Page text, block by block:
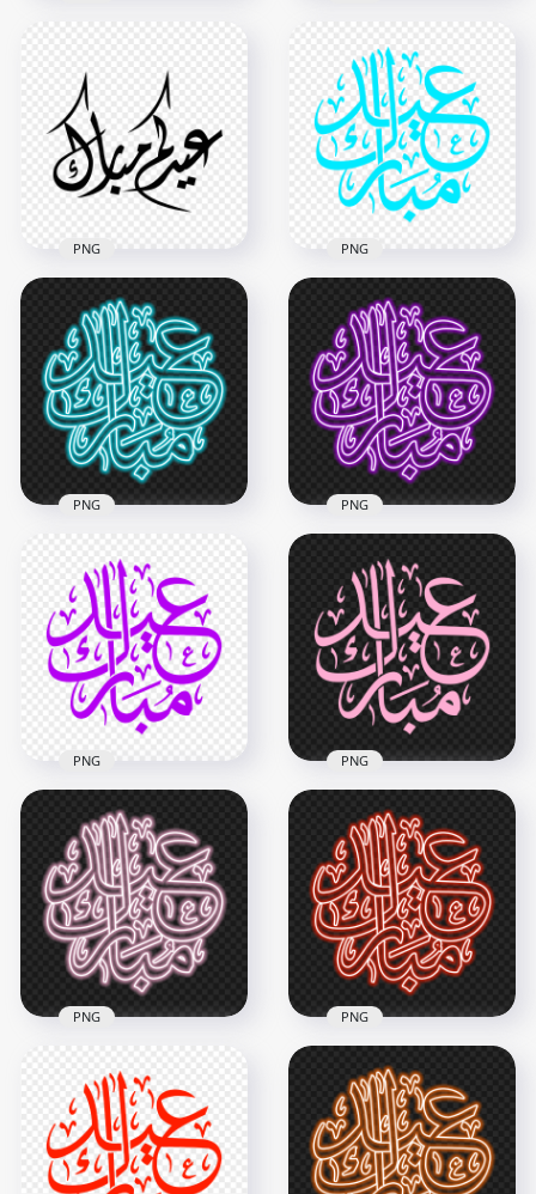
Mubarak Arabic
Gold Neon Text PNG
1500x1500
797.1kB
مبارك ذهب Eid
Mubarak Arabic
Gold Text PNG
1500x1500
618.7kB
مبارك Eid Mubarak
Arabic Black Text
PNG
1500x1500
96.5kB
PNG
HD مخطوطة عيد
مبارك Eid Mubarak
Blue Arabic Text PNG
2500x2500
264.9kB
PNG
مبارك Eid Mubarak
Blue Neon Arabic
Text PNG
2500x2500
1.6MB
PNG
مبارك Eid Mubarak
Purple Neon Arabic
Text PNG
2500x2500
1.7MB
PNG
مبارك Eid Mubarak
Purple Arabic Text
PNG
2500x2500
264.8kB
PNG
HD مخطوطة عيد
مبارك Eid Mubarak
Pink Arabic Text PNG
2500x2500
264.8kB
PNG
مبارك Eid Mubarak
Pink Neon Arabic
Text PNG
2500x2500
PNG
مبارك Eid Mubarak
Red Neon Arabic
Text PNG
2500x2500
PNG